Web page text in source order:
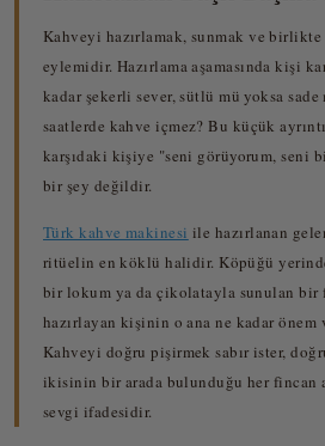
Kahveyi hazırlamak, sunmak ve birlikte
eylemidir. Hazırlama aşamasında kişi
kadar şekerli sever, sütlü mü yoksa
saatlerde kahve içmez? Bu küçük
karşıdaki kişiye "seni görüyorum, seni
bir şey değildir.
Türk kahve makinesi ile hazırlanan
ritüelin en köklü halidir. Köpüğü
bir lokum ya da çikolatayla sunulan bir
hazırlayan kişinin o ana ne kadar önem
Kahveyi doğru pişirmek sabır ister,
ikisinin bir arada bulunduğu her fincan
sevgi ifadesidir.